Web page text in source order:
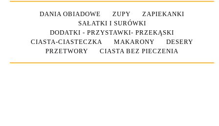
DANIA OBIADOWE ZUPY
ZAPIEKANKI
SAŁATKI I SURÓWKI
DODATKI - PRZYSTAWKI- PRZEKĄSKI
CIASTA-CIASTECZKA
MAKARONY
DESERY
PRZETWORY
CIASTA BEZ PIECZENIA